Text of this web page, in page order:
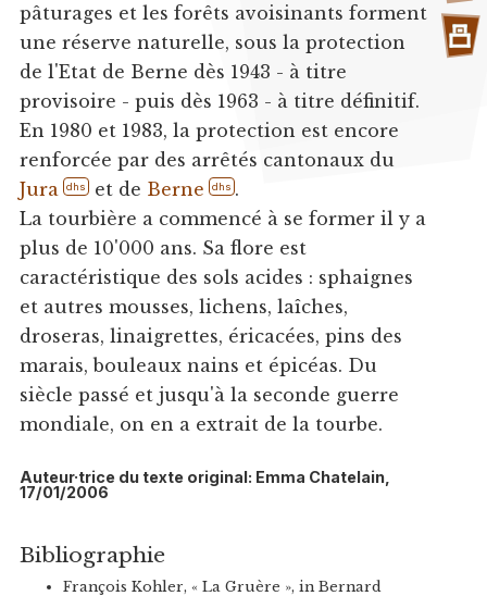
pâturages et les forêts avoisinants forment
une réserve naturelle, sous la protection
de l'Etat de Berne dès 1943 - à titre
provisoire - puis dès 1963 - à titre définitif.
En 1980 et 1983, la protection est encore
renforcée par des arrêtés cantonaux du
Jura
dhs et de Berne dhs .
La tourbière a commencé à se former il y a
plus de 10'000 ans. Sa flore est
caractéristique des sols acides : sphaignes
et autres mousses, lichens, laîches,
droseras, linaigrettes, éricacées, pins des
marais, bouleaux nains et épicéas. Du
siècle passé et jusqu'à la seconde guerre
mondiale, on en a extrait de la tourbe.
Auteur·trice du texte original: Emma Chatelain,
17/01/2006
Bibliographie
François Kohler, « La Gruère », in Bernard